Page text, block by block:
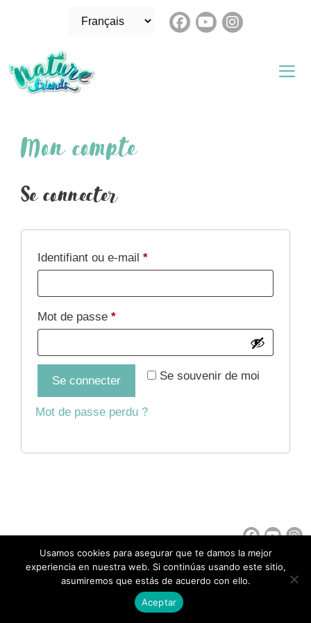
Choisir
Mon compte
Se connecter
Identifiant ou e-mail *Obligatoire
Mot de passe *Obligatoire
Se souvenir de moi
Se connecter
Mot de passe perdu ?
Politique de confidentialité Politique des cookies À propos de nous
© Educa Borras, S.A.U. 2020. Todos los derechos reservados.
Usamos cookies para asegurar que te damos la mejor
experiencia en nuestra web. Si continúas usando este sitio,
asumiremos que estás de acuerdo con ello.
Aceptar